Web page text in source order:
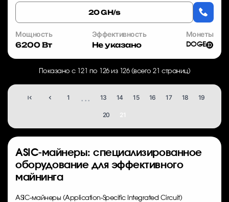
20 GH/s
Мощность
6200 Вт
Эффективность
Не указано
Монеты
DOGE
1 ... 13 14 15 16 17 18 19
20 21
Показано с 121 по 126 из 126 (всего 21 страниц)
ASIC-майнеры: специализированное
оборудование для эффективного
майнинга
ASIC-майнеры (Application-Specific Integrated Circuit)